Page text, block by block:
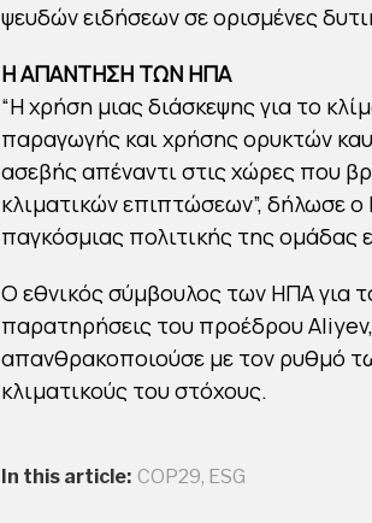
ψευδών ειδήσεων σε ορισμένες
Η ΑΠΑΝΤΗΣΗ ΤΩΝ ΗΠΑ
“Η χρήση μιας διάσκεψης για το
παραγωγής και χρήσης ορυκτών
ασεβής απέναντι στις χώρες που
κλιματικών επιπτώσεων”, δήλωσε
παγκόσμιας πολιτικής της
Ο εθνικός σύμβουλος των ΗΠΑ για
παρατηρήσεις του προέδρου
απανθρακοποιούσε με τον ρυθμό
κλιματικούς του στόχους.
In this article: COP29, ESG